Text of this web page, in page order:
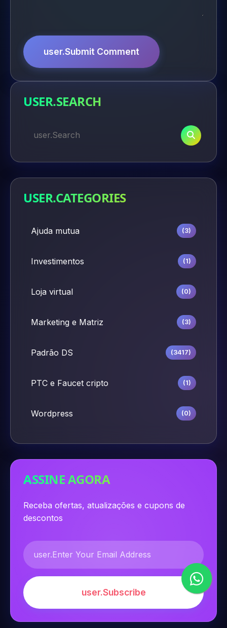
user.Submit Comment
USER.SEARCH
USER.CATEGORIES
Ajuda mutua (3)
Investimentos (1)
Loja virtual (0)
Marketing e Matriz (3)
Padrão DS (3417)
PTC e Faucet cripto (1)
Wordpress (0)
ASSINE AGORA
Receba ofertas, atualizações e cupons de
descontos
user.Subscribe